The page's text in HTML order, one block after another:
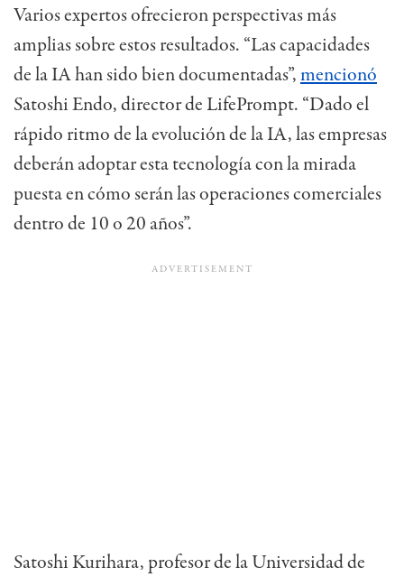
Varios expertos ofrecieron perspectivas más
amplias sobre estos resultados. “Las capacidades
de la IA han sido bien documentadas”,mencionó
Satoshi Endo, director de LifePrompt. “Dado el
rápido ritmo de la evolución de la IA, las empresas
deberán adoptar esta tecnología con la mirada
puesta en cómo serán las operaciones comerciales
dentro de 10 o 20 años”.
Satoshi Kurihara, profesor de la Universidad de